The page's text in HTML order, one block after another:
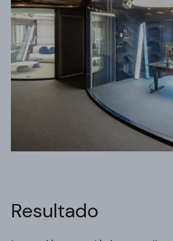
Resultado